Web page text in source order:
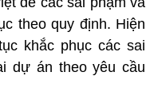
theo quy định. Hiện
khắc phục các sai
dự án theo yêu cầu